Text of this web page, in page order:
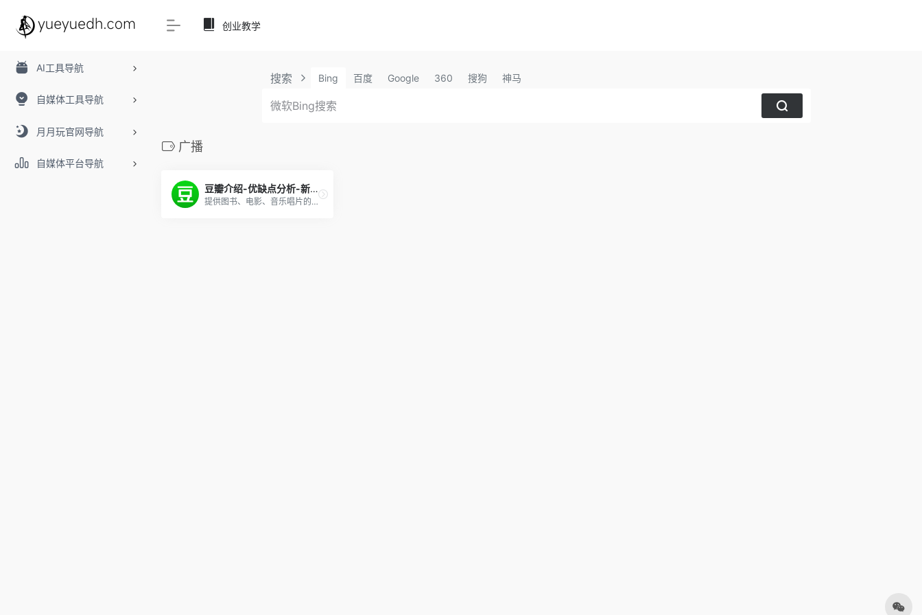
AI工具导航
自媒体工具导航
月月玩官网导航
自媒体平台导航
创业教学
搜索 Bing 百度 Google 360 搜狗 神马
广播
豆瓣介绍-优缺点分析-新手攻略
提供图书、电影、音乐唱片的推荐、评论和价格比较，以及城市独特的文化生活。